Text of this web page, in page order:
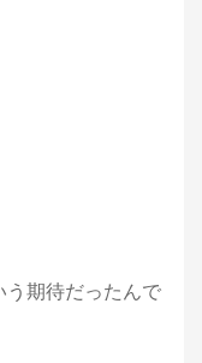
う期待だったんで